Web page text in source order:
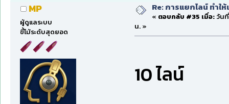
MP
ผู้ดูแลระบบ
ขี้โม้ระดับสุดยอด
Re: การแยกไลน์ ทำใ
« ตอบกลับ #35 เมื่อ:วันที่
น. »
10 ไลน์